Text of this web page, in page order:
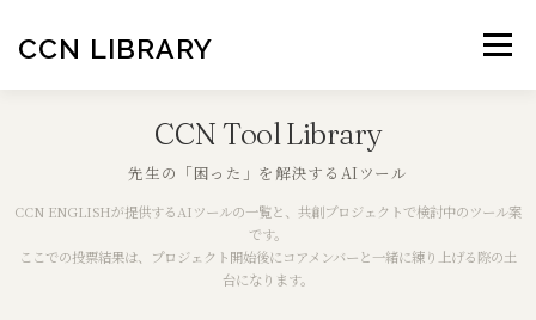
CCN LIBRARY メニュー
CCN Tool Library
先生の「困った」を解決するAIツール
CCN ENGLISHが提供するAIツールの一覧と、共創プロジェクトで検討中のツール案
です。
ここでの投票結果は、プロジェクト開始後にコアメンバーと一緒に練り上げる際の土
台になります。